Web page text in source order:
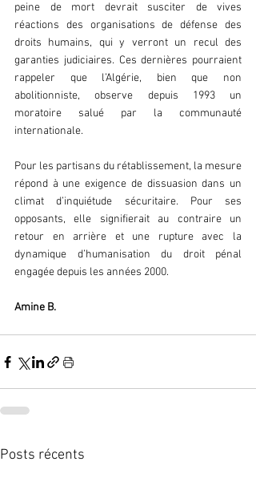
peine de mort devrait susciter de vives
réactions des organisations de défense des
droits humains, qui y verront un recul des
garanties judiciaires. Ces dernières pourraient
rappeler que l’Algérie, bien que non
abolitionniste, observe depuis 1993 un
moratoire salué par la communauté
internationale.
Pour les partisans du rétablissement, la mesure
répond à une exigence de dissuasion dans un
climat d’inquiétude sécuritaire. Pour ses
opposants, elle signifierait au contraire un
retour en arrière et une rupture avec la
dynamique d’humanisation du droit pénal
engagée depuis les années 2000.
Amine B.
Posts récents